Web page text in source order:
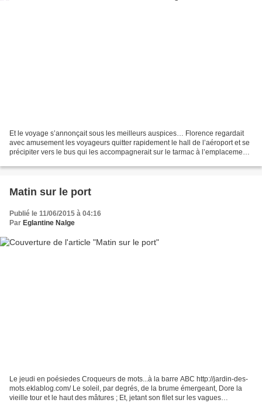
Et le voyage s’annonçait sous les meilleurs auspices… Florence regardait
avec amusement les voyageurs quitter rapidement le hall de l’aéroport et se
précipiter vers le bus qui les accompagnerait sur le tarmac à l’emplacement
Matin sur le port
Publié le 11/06/2015 à 04:16
Par Eglantine Nalge
Le jeudi en poésiedes Croqueurs de mots...à la barre ABC http://jardin-des-
mots.eklablog.com/ Le soleil, par degrés, de la brume émergeant, Dore la
vieille tour et le haut des mâtures ; Et, jetant son filet sur les vagues